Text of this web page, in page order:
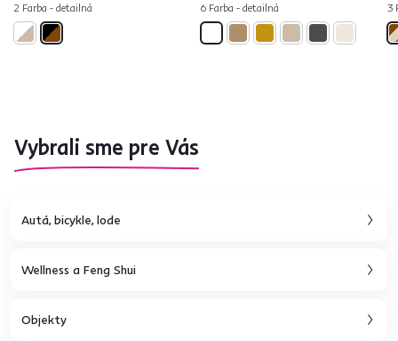
2 Farba - detailná 6 Farba - detailná 3
Vybrali sme pre Vás
Autá, bicykle, lode
Wellness a Feng Shui
Objekty